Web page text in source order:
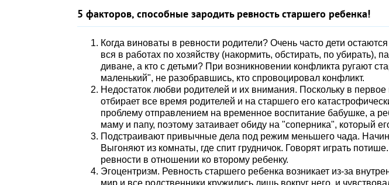
5 факторов, способные зародить ревность старшего ребенка!
Когда виноваты в ревности родители? Очень часто дети
вся в работах по хозяйству (накормить, обстирать, по убирать),
диване, а кто с детьми? При возникновении конфликта ругают
маленький", не разобравшись, кто спровоцировал конфликт.
Недостаток любви родителей и их внимания. Поскольку в
отбирает все время родителей и на старшего его
проблему отправлением на временное воспитание бабушке, а
маму и папу, поэтому затаивает обиду на "соперника", который
Подстраивают привычные дела под режим меньшего чада.
Выгоняют из комнаты, где спит грудничок. Говорят играть
ревности в отношении ко второму ребенку.
Эгоцентризм. Ревность старшего ребенка возникает из-за
мир и все родственники кружились лишь вокруг него, и